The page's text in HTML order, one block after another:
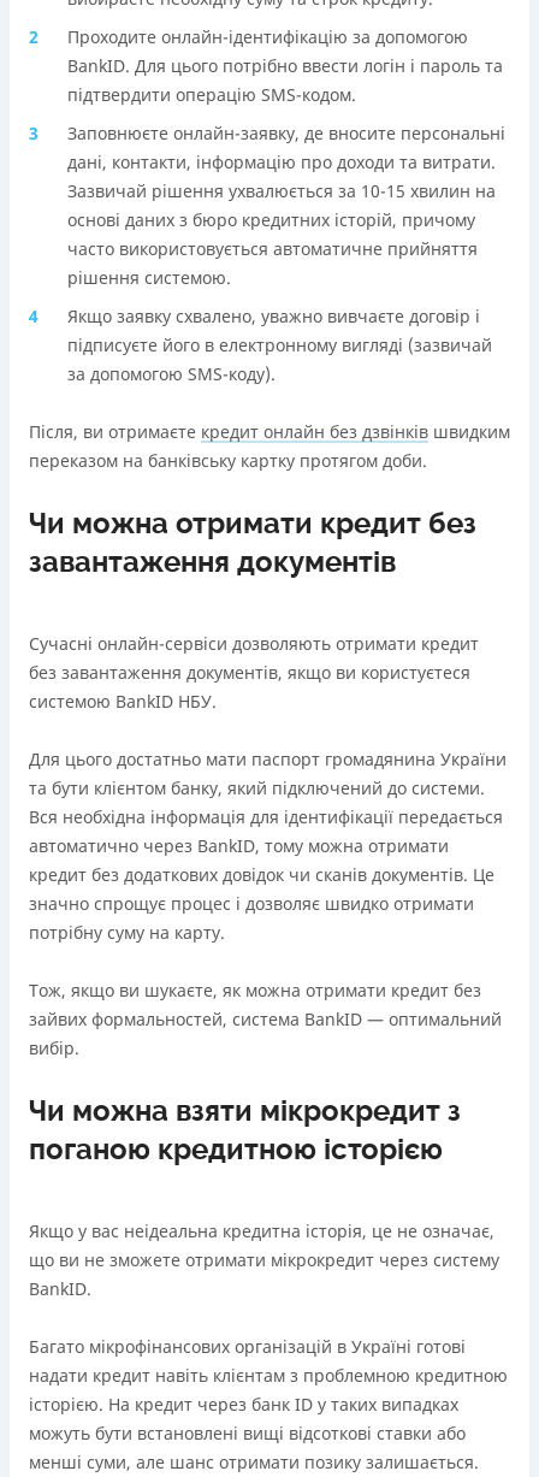
Проходите онлайн-ідентифікацію за допомогою
BankID. Для цього потрібно ввести логін і пароль та
підтвердити операцію SMS-кодом.
Заповнюєте онлайн-заявку, де вносите персональні
дані, контакти, інформацію про доходи та витрати.
Зазвичай рішення ухвалюється за 10-15 хвилин на
основі даних з бюро кредитних історій, причому
часто використовується автоматичне прийняття
рішення системою.
Якщо заявку схвалено, уважно вивчаєте договір і
підписуєте його в електронному вигляді (зазвичай
за допомогою SMS-коду).
Після, ви отримаєте кредит онлайн без дзвінків швидким
переказом на банківську картку протягом доби.
Чи можна отримати кредит без
завантаження документів
Сучасні онлайн-сервіси дозволяють отримати кредит
без завантаження документів, якщо ви користуєтеся
системою BankID НБУ.
Для цього достатньо мати паспорт громадянина України
та бути клієнтом банку, який підключений до системи.
Вся необхідна інформація для ідентифікації передається
автоматично через BankID, тому можна отримати
кредит без додаткових довідок чи сканів документів. Це
значно спрощує процес і дозволяє швидко отримати
потрібну суму на карту.
Тож, якщо ви шукаєте, як можна отримати кредит без
зайвих формальностей, система BankID — оптимальний
вибір.
Чи можна взяти мікрокредит з
поганою кредитною історією
Якщо у вас неідеальна кредитна історія, це не означає,
що ви не зможете отримати мікрокредит через систему
BankID.
Багато мікрофінансових організацій в Україні готові
надати кредит навіть клієнтам з проблемною кредитною
історією. На кредит через банк ID у таких випадках
можуть бути встановлені вищі відсоткові ставки або
менші суми, але шанс отримати позику залишається.